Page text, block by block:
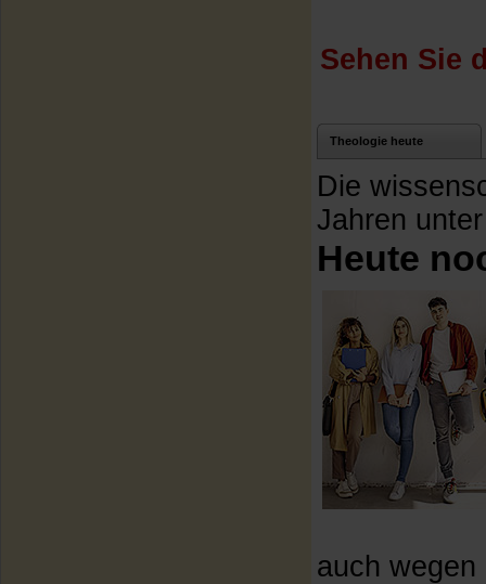
Sehen Sie
Theologie heute
Die
Jahren
Heute
auch